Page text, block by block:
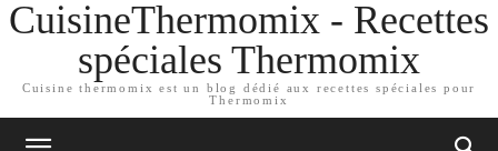
CuisineThermomix - Recettes
spéciales Thermomix
Cuisine thermomix est un blog dédié aux recettes spéciales pour
Thermomix